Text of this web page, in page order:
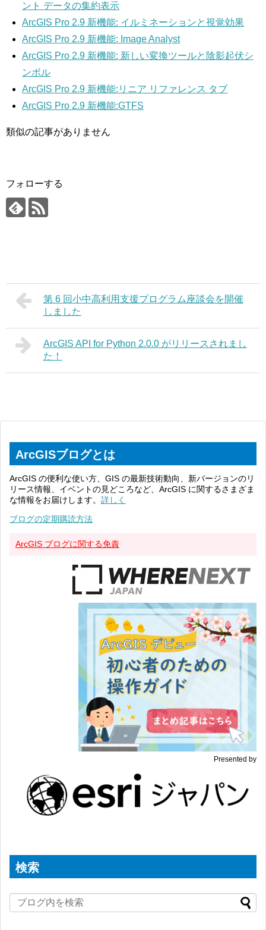
ント データの集約表示
ArcGIS Pro 2.9 新機能: イルミネーションと視覚効果
ArcGIS Pro 2.9 新機能: Image Analyst
ArcGIS Pro 2.9 新機能: 新しい変換ツールと陰影起伏シ
ンボル
ArcGIS Pro 2.9 新機能:リニア リファレンス タブ
ArcGIS Pro 2.9 新機能:GTFS
類似の記事がありません
フォローする
第 6 回小中高利用支援プログラム座談会を開催
しました
ArcGIS API for Python 2.0.0 がリリースされまし
た！
ArcGISブログとは
ArcGIS の便利な使い方、GIS の最新技術動向、新バージョンのリ
リース情報、イベントの見どころなど、ArcGIS に関するさまざま
な情報をお届けします。 詳しく
ブログの定期購読方法
ArcGIS ブログに関する免責
Presented by
検索